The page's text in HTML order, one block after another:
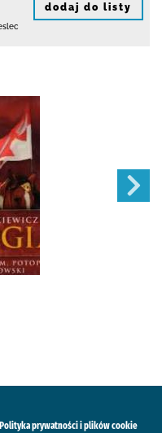
dodaj do listy
Polityka prywatności i plików cookie